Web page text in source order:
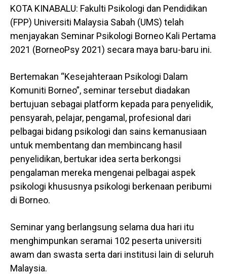
KOTA KINABALU: Fakulti Psikologi dan Pendidikan
(FPP) Universiti Malaysia Sabah (UMS) telah
menjayakan Seminar Psikologi Borneo Kali Pertama
2021 (BorneoPsy 2021) secara maya baru-baru ini.
Bertemakan “Kesejahteraan Psikologi Dalam
Komuniti Borneo”, seminar tersebut diadakan
bertujuan sebagai platform kepada para penyelidik,
pensyarah, pelajar, pengamal, profesional dari
pelbagai bidang psikologi dan sains kemanusiaan
untuk membentang dan membincang hasil
penyelidikan, bertukar idea serta berkongsi
pengalaman mereka mengenai pelbagai aspek
psikologi khususnya psikologi berkenaan peribumi
di Borneo.
Seminar yang berlangsung selama dua hari itu
menghimpunkan seramai 102 peserta universiti
awam dan swasta serta dari institusi lain di seluruh
Malaysia.